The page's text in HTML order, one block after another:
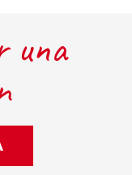
una